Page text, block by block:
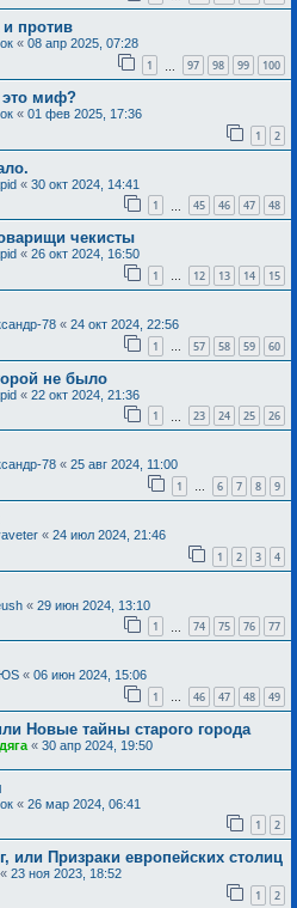
и против
« 08 апр 2025, 07:28
1 97 98 99 100
это миф?
« 01 фев 2025, 17:36
1 2
« 30 окт 2024, 14:41
1 45 46 47 48
чекисты
« 26 окт 2024, 16:50
1 … 12 13 14 15
78 « 24 окт 2024, 22:56
1 … 57 58 59 60
не было
« 22 окт 2024, 21:36
1 23 24 25 26
78 « 25 авг 2024, 11:00
1 … 6 7 8 9
« 24 июл 2024, 21:46
1 2 3 4
« 29 июн 2024, 13:10
1 74 75 76 77
« 06 июн 2024, 15:06
1 … 46 47 48 49
Новые тайны старого города
« 30 апр 2024, 19:50
« 26 мар 2024, 06:41
1 2
или Призраки европейских столиц
« 23 ноя 2023, 18:52
1 2